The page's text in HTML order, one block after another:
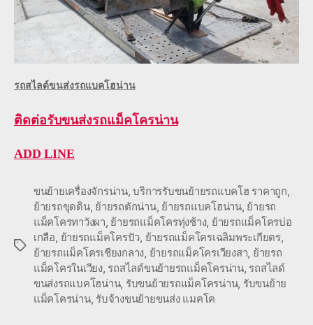
รถสไลด์ขนส่งรถแบคโฮน่าน
ติดต่อรับขนส่งรถแม็คโครน่าน
ADD LINE
Tags
ขนย้ายเครื่องจักรน่าน,บริการรับขนย้ายรถแบคโฮ ราคาถูก,
ย้ายรถขุดดิน, ย้ายรถตักน่าน, ย้ายรถแบคโฮน่าน, ย้ายรถ
แม็คโครทาวังผา, ย้ายรถแม็คโครทุ่งช้าง, ย้ายรถแม็คโครบ่อ
เกลือ, ย้ายรถแม็คโครปัว, ย้ายรถแม็คโครเฉลิมพระเกียตร,
ย้ายรถแม็คโครเชียงกลาง, ย้ายรถแม็คโครเวียงสา, ย้ายรถ
แม็คโครในเวียง, รถสไลด์ขนย้ายรถแม็คโครน่าน, รถสไลด์
ขนส่งรถแบคโฮน่าน, รับขนย้ายรถแม็คโครน่าน, รับขนย้าย
แม็คโครน่าน, รับจ้างขนย้ายขนส่ง แมคโค